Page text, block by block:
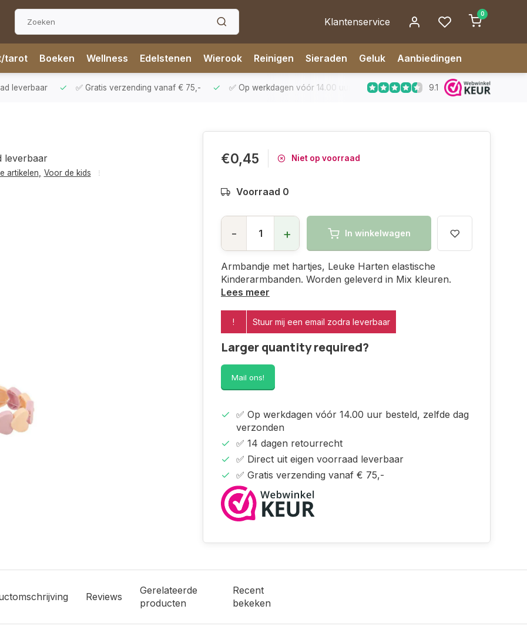
Klantenservice
0
tarot Boeken Wellness Edelstenen Wierook Reinigen Sieraden Geluk Aanbiedingen
leverbaar ✅ Gratis verzending vanaf € 75,- ✅ Op werkdagen vóór 14.00 uur besteld, zelfde dag verzonden
9.1
leverbaar
artikelen Voor de kids
€0,45 Niet op voorraad
Voorraad 0
- + In winkelwagen
Armbandje met hartjes, Leuke Harten elastische
Kinderarmbanden. Worden geleverd in Mix kleuren.
Lees meer
! Stuur mij een email zodra leverbaar
Larger quantity required?
Mail ons!
✅ Op werkdagen vóór 14.00 uur besteld, zelfde dag
verzonden
✅ 14 dagen retourrecht
✅ Direct uit eigen voorraad leverbaar
✅ Gratis verzending vanaf € 75,-
Reviews
Gerelateerde
producten
Recent
bekeken